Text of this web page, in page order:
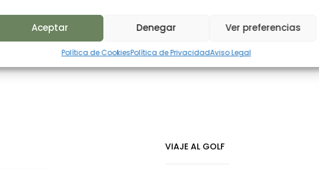
Aceptar Denegar Ver preferencias
Política de CookiesPolítica de PrivacidadAviso Legal
VIAJE AL GOLF